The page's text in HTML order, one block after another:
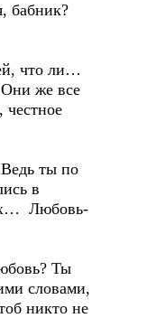
бабник?
что ли…
же все
честное
ты по
в
Любовь-
Ты
словами,
никто не